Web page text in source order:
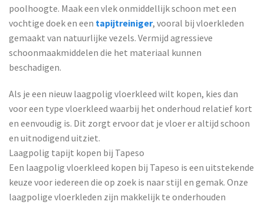
poolhoogte. Maak een vlek onmiddellijk schoon met een
vochtige doek en een tapijtreiniger, vooral bij vloerkleden
gemaakt van natuurlijke vezels. Vermijd agressieve
schoonmaakmiddelen die het materiaal kunnen
beschadigen.
Als je een nieuw laagpolig vloerkleed wilt kopen, kies dan
voor een type vloerkleed waarbij het onderhoud relatief kort
en eenvoudig is. Dit zorgt ervoor dat je vloer er altijd schoon
en uitnodigend uitziet.
Laagpolig tapijt kopen bij Tapeso
Een laagpolig vloerkleed kopen bij Tapeso is een uitstekende
keuze voor iedereen die op zoek is naar stijl en gemak. Onze
laagpolige vloerkleden zijn makkelijk te onderhouden